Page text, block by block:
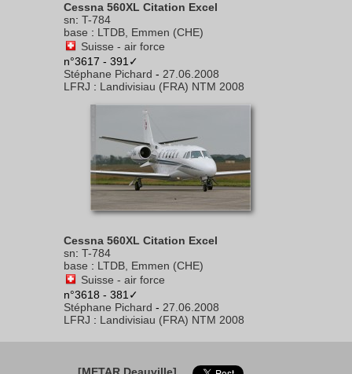
Cessna 560XL Citation Excel
sn: T-784
base : LTDB, Emmen (CHE)
Suisse - air force
n°3617 - 391✓
Stéphane Pichard - 27.06.2008
LFRJ : Landivisiau (FRA) NTM 2008
Cessna 560XL Citation Excel
sn: T-784
base : LTDB, Emmen (CHE)
Suisse - air force
n°3618 - 381✓
Stéphane Pichard - 27.06.2008
LFRJ : Landivisiau (FRA) NTM 2008